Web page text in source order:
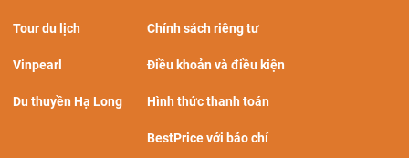
Tour du lịch
Vinpearl
Du thuyền Hạ Long
Chính sách riêng tư
Điều khoản và điều kiện
Hình thức thanh toán
BestPrice với báo chí